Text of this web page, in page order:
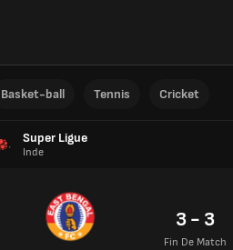
Basket-ball Tennis Cricket
Super Ligue
Inde
3 - 3
Fin De Match